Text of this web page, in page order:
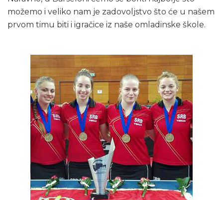
možemo i veliko nam je zadovoljstvo što će u našem
prvom timu biti i igračice iz naše omladinske škole.